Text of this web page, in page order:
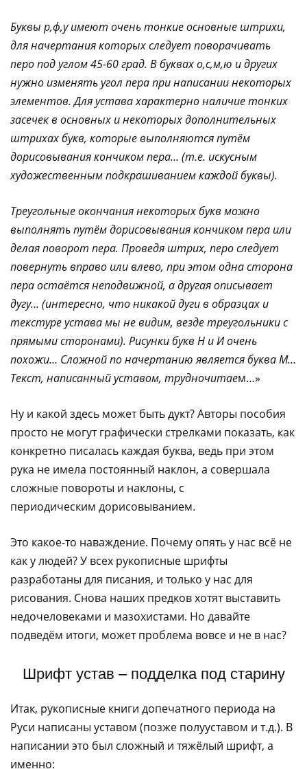
Буквы р,ф,у имеют очень тонкие основные штрихи,
для начертания которых следует поворачивать
перо под углом 45-60 град. В буквах о,с,м,ю и других
нужно изменять угол пера при написании некоторых
элементов. Для устава характерно наличие тонких
засечек в основных и некоторых дополнительных
штрихах букв, которые выполняются путём
дорисовывания кончиком пера… (т.е. искусным
художественным подкрашиванием каждой буквы).
Треугольные окончания некоторых букв можно
выполнять путём дорисовывания кончиком пера или
делая поворот пера. Проведя штрих, перо следует
повернуть вправо или влево, при этом одна сторона
пера остаётся неподвижной, а другая описывает
дугу… (интересно, что никакой дуги в образцах и
текстуре устава мы не видим, везде треугольники с
прямыми сторонами). Рисунки букв Н и И очень
похожи… Сложной по начертанию является буква М…
Текст, написанный уставом, трудночитаем…»
Ну и какой здесь может быть дукт? Авторы пособия
просто не могут графически стрелками показать, как
конкретно писалась каждая буква, ведь при этом
рука не имела постоянный наклон, а совершала
сложные повороты и наклоны, с
периодическим дорисовыванием.
Это какое-то наваждение. Почему опять у нас всё не
как у людей? У всех рукописные шрифты
разработаны для писания, и только у нас для
рисования. Снова наших предков хотят выставить
недочеловеками и мазохистами. Но давайте
подведём итоги, может проблема вовсе и не в нас?
Шрифт устав – подделка под старину
Итак, рукописные книги допечатного периода на
Руси написаны уставом (позже полууставом и т.д.). В
написании это был сложный и тяжёлый шрифт, а
именно: